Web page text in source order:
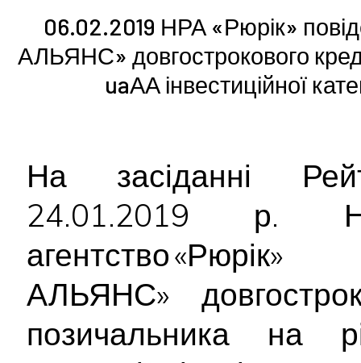
06.02.2019 НРА «Рюрік»
АЛЬЯНС» довгострокового
uaАА інвестиційної
На засіданні
24.01.2019 р.
агентство
АЛЬЯНС»
позичальника на